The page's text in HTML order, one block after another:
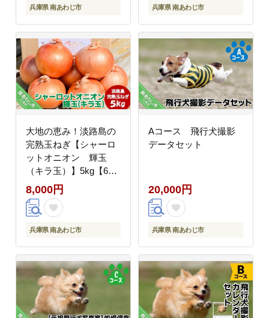
兵庫県 南あわじ市 兵庫県 南あわじ市
大地の恵み！淡路島の
完熟玉ねぎ【シャーロ
ットオニオン 輝玉
（キラ玉）】5kg【6月
中旬から配送】
8,000円
兵庫県 南あわじ市
Aコース 飛行犬撮影
データセット
20,000円
兵庫県 南あわじ市